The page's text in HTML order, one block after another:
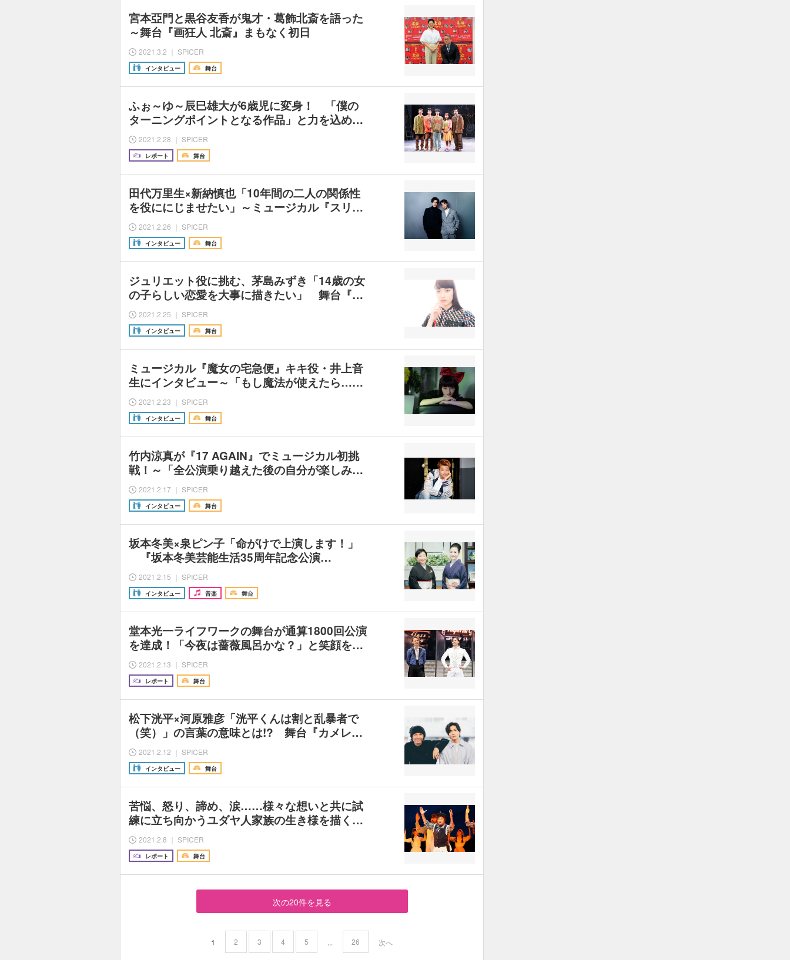
宮本亞門と黒谷友香が鬼才・葛飾北斎を語った
～舞台『画狂人 北斎』まもなく初日
2021.3.2 ｜ SPICER
インタビュー 舞台
ふぉ～ゆ～辰巳雄大が6歳児に変身！ 「僕の
ターニングポイントとなる作品」と力を込め…
2021.2.28 ｜ SPICER
レポート 舞台
田代万里生×新納慎也「10年間の二人の関係性
を役ににじませたい」～ミュージカル『スリ…
2021.2.26 ｜ SPICER
インタビュー 舞台
ジュリエット役に挑む、茅島みずき「14歳の女
の子らしい恋愛を大事に描きたい」 舞台『…
2021.2.25 ｜ SPICER
インタビュー 舞台
ミュージカル『魔女の宅急便』キキ役・井上音
生にインタビュー～「もし魔法が使えたら……
2021.2.23 ｜ SPICER
インタビュー 舞台
竹内涼真が『17 AGAIN』でミュージカル初挑
戦！～「全公演乗り越えた後の自分が楽しみ…
2021.2.17 ｜ SPICER
インタビュー 舞台
坂本冬美×泉ピン子「命がけで上演します！」
『坂本冬美芸能生活35周年記念公演…
2021.2.15 ｜ SPICER
インタビュー 音楽 舞台
堂本光一ライフワークの舞台が通算1800回公演
を達成！「今夜は薔薇風呂かな？」と笑顔を…
2021.2.13 ｜ SPICER
レポート 舞台
松下洸平×河原雅彦「洸平くんは割と乱暴者で
（笑）」の言葉の意味とは!? 舞台『カメレ…
2021.2.12 ｜ SPICER
インタビュー 舞台
苦悩、怒り、諦め、涙……様々な想いと共に試
練に立ち向かうユダヤ人家族の生き様を描く…
2021.2.8 ｜ SPICER
レポート 舞台
次の20件を見る
1 2 3 4 5 ... 26 次へ